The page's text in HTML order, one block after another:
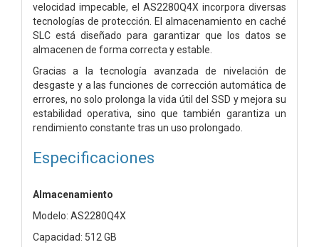
velocidad impecable, el AS2280Q4X incorpora diversas
tecnologías de protección. El almacenamiento en caché
SLC está diseñado para garantizar que los datos se
almacenen de forma correcta y estable.
Gracias a la tecnología avanzada de nivelación de
desgaste y a las funciones de corrección automática de
errores, no solo prolonga la vida útil del SSD y mejora su
estabilidad operativa, sino que también garantiza un
rendimiento constante tras un uso prolongado.
Especificaciones
Almacenamiento
Modelo: AS2280Q4X
Capacidad: 512 GB